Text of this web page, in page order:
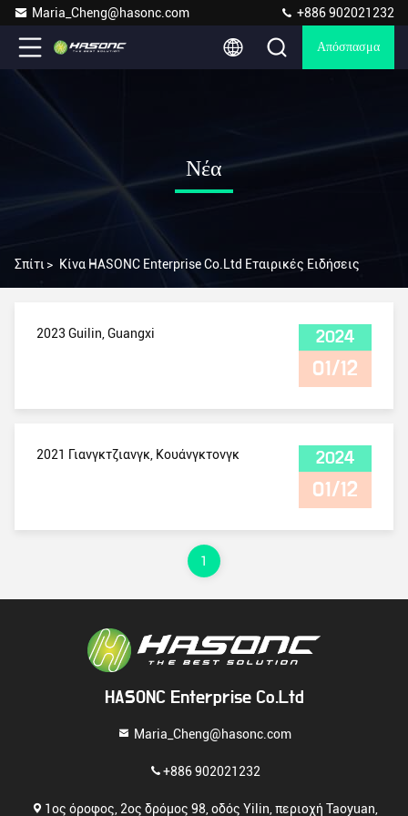
Maria_Cheng@hasonc.com +886 902021232
Απόσπασμα
Νέα
Σπίτι > Κίνα HASONC Enterprise Co.Ltd Εταιρικές Ειδήσεις
2023 Guilin, Guangxi 2024
01/12
2021 Γιανγκτζιανγκ, Κουάνγκτονγκ 2024
01/12
1
HASONC Enterprise Co.Ltd
Maria_Cheng@hasonc.com
+886 902021232
1ος όροφος, 2ος δρόμος 98, οδός Yilin, περιοχή Taoyuan,